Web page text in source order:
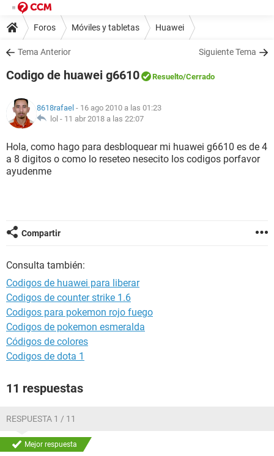
Foros Móviles y tabletas Huawei
Tema Anterior Siguiente Tema
Codigo de huawei g6610 Resuelto/Cerrado
8618rafael - 16 ago 2010 a las 01:23
lol - 11 abr 2018 a las 22:07
Hola, como hago para desbloquear mi huawei g6610 es de 4
a 8 digitos o como lo reseteo nesecito los codigos porfavor
ayudenme
Compartir
Consulta también:
Codigos de huawei para liberar
Codigos de counter strike 1.6
Codigos para pokemon rojo fuego
Codigos de pokemon esmeralda
Códigos de colores
Codigos de dota 1
11 respuestas
RESPUESTA 1 / 11
Mejor respuesta